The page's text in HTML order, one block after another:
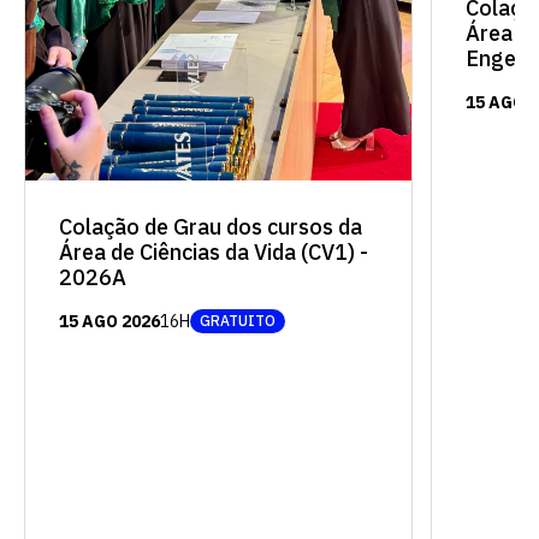
Colação de Grau dos cursos da
Área de Ciências da Vida (CV1) -
2026A
15 AGO 202616H GRATUITO
Área
15 AGO
quer concorrer:
vagas para início de curso
vagas a partir do 2º ano de curso